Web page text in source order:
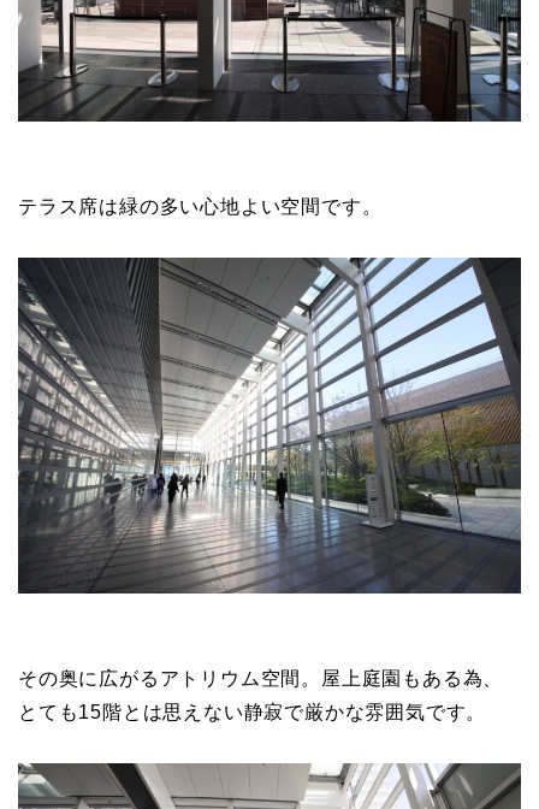
テラス席は緑の多い心地よい空間です。
その奥に広がるアトリウム空間。屋上庭園もある為、
とても15階とは思えない静寂で厳かな雰囲気です。